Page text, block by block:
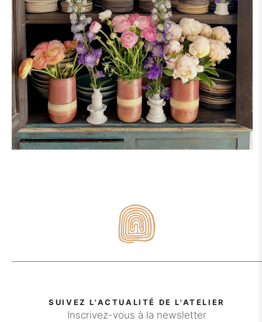
SUIVEZ L'ACTUALITÉ DE L'ATELIER
Inscrivez-vous à la newsletter